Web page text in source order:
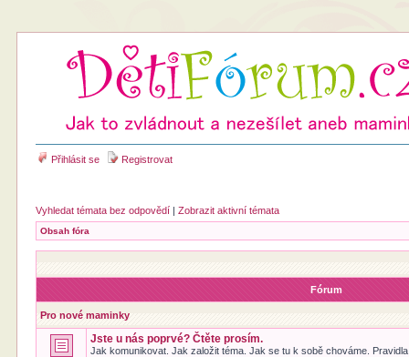
Přihlásit se Registrovat
Vyhledat témata bez odpovědí |Zobrazit aktivní témata
Obsah fóra
Fórum
Pro nové maminky
Jste u nás poprvé? Čtěte prosím.
Jak komunikovat. Jak založit téma. Jak se tu k sobě chováme.